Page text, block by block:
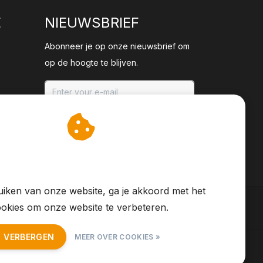
NIEUWSBRIEF
Abonneer je op onze nieuwsbrief om
op de hoogte te blijven.
ABONNEER
van onze website, ga je akkoord met het
om onze website te verbeteren.
MEER OVER COOKIES »